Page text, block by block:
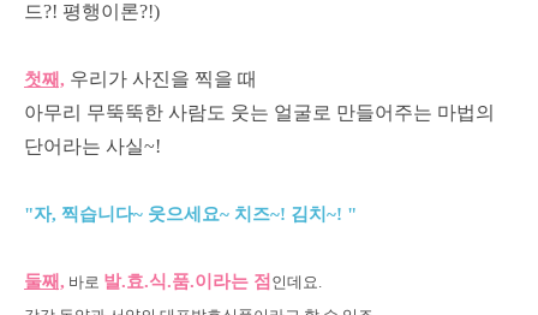
드?! 평행이론?!)
첫째, 우리가 사진을 찍을 때
아무리 무뚝뚝한 사람도 웃는 얼굴로 만들어주는 마법의
단어라는 사실~!
"자, 찍습니다~ 웃으세요~ 치즈~! 김치~! "
둘째, 바로 발.효.식.품.이라는 점 인데요.